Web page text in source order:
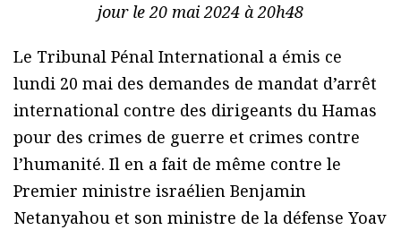
jour le 20 mai 2024 à 20h48
Le Tribunal Pénal International a émis ce
lundi 20 mai des demandes de mandat d’arrêt
international contre des dirigeants du Hamas
pour des crimes de guerre et crimes contre
l’humanité. Il en a fait de même contre le
Premier ministre israélien Benjamin
Netanyahou et son ministre de la défense Yoav